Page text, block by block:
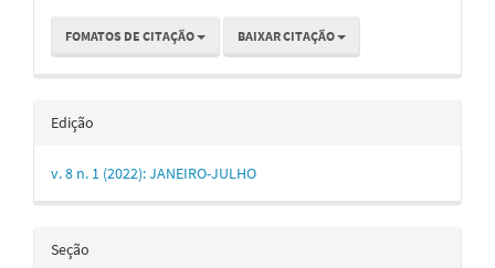
FOMATOS DE CITAÇÃO BAIXAR CITAÇÃO
Edição
v. 8 n. 1 (2022): JANEIRO-JULHO
Seção